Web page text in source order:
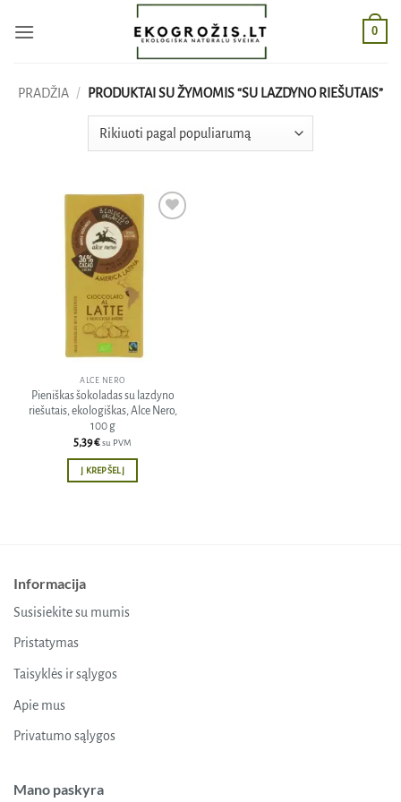
0
PRADŽIA / PRODUKTAI SU ŽYMOMIS “SU LAZDYNO RIEŠUTAIS”
ALCE NERO
Pieniškas šokoladas su lazdyno
riešutais, ekologiškas, Alce Nero,
100 g
5,39€su PVM
Į KREPŠELĮ
Informacija
Susisiekite su mumis
Pristatymas
Taisyklės ir sąlygos
Apie mus
Privatumo sąlygos
Mano paskyra